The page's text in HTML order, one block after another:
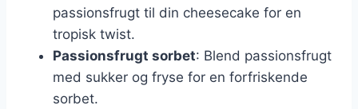
passionsfrugt til din cheesecake for en
tropisk twist.
Passionsfrugt sorbet: Blend passionsfrugt
med sukker og fryse for en forfriskende
sorbet.